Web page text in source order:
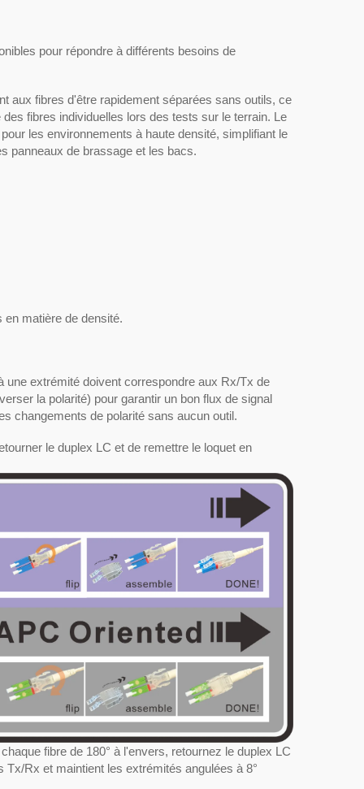
pour répondre à différents besoins de
aux fibres d'être rapidement séparées sans outils, ce
fibres individuelles lors des tests sur le terrain. Le
les environnements à haute densité, simplifiant le
panneaux de brassage et les bacs.
matière de densité.
extrémité doivent correspondre aux Rx/Tx de
la polarité) pour garantir un bon flux de signal
changements de polarité sans aucun outil.
le duplex LC et de remettre le loquet en
fibre de 180° à l'envers, retournez le duplex LC
Rx et maintient les extrémités angulées à 8°